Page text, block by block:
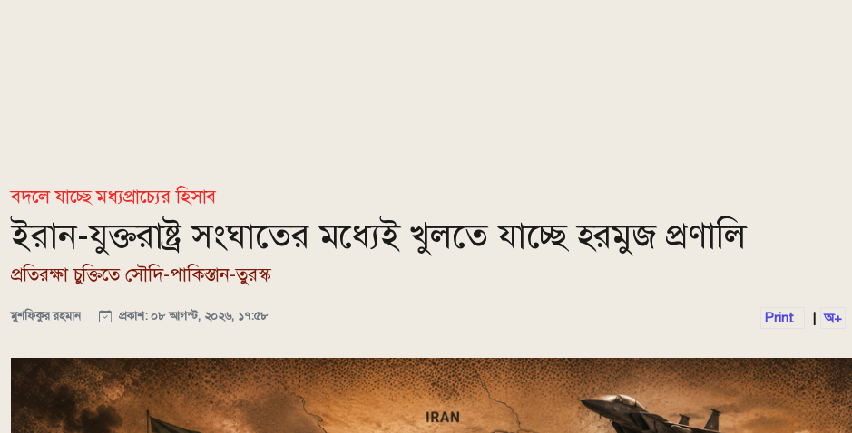
বদলে যাচ্ছে মধ্যপ্রাচ্যের হিসাব
ইরান-যুক্তরাষ্ট্র সংঘাতের মধ্যেই খুলতে যাচ্ছে হরমুজ প্রণালি
প্রতিরক্ষা চুক্তিতে সৌদি-পাকিস্তান-তুরস্ক
মুশফিকুর রহমান প্রকাশ: ০৮ আগস্ট, ২০২৬, ১৭:৫৮ Print | অ+